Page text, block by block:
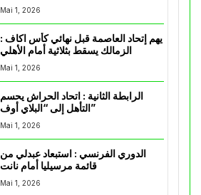
Mai 1, 2026
يهم إتحاد العاصمة قبل نهائي كأس اكاف :
Mai 1, 2026
الرابطة الثانية : اتحاد الحراش يحسم
التأهل إلى “البلاي أوف”
Mai 1, 2026
الدوري الفرنسي : استبعاد عبدلي من
قائمة مرسيليا أمام نانت
Mai 1, 2026